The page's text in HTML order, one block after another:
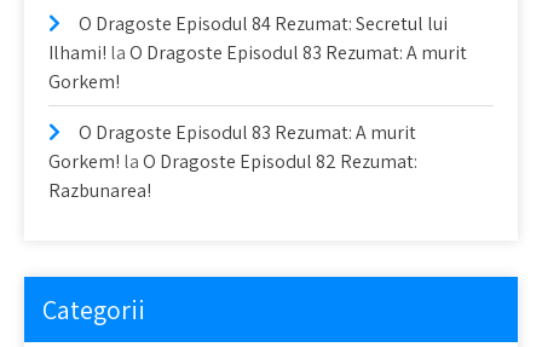
O Dragoste Episodul 84 Rezumat: Secretul lui
Ilhami! laO Dragoste Episodul 83 Rezumat: A murit
Gorkem!
O Dragoste Episodul 83 Rezumat: A murit
Gorkem! laO Dragoste Episodul 82 Rezumat:
Razbunarea!
Categorii